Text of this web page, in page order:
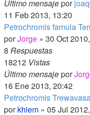
Último mensajepor
11 Feb 2013, 13:20
Petrochromis famula
porJorge » 30 Oct
8 Respuestas
18212 Vistas
Último mensajepor
16 Ene 2013, 20:42
Petrochromis
porkhiem » 05 Jul